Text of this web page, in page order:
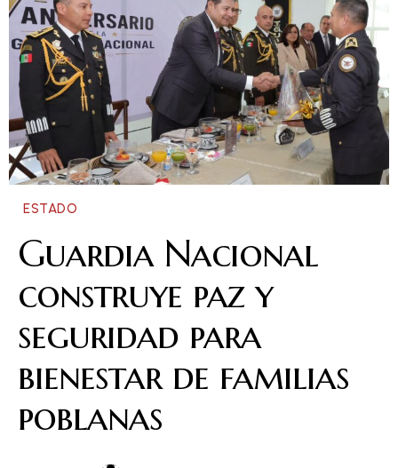
ESTADO
Guardia Nacional
construye paz y
seguridad para
bienestar de familias
poblanas